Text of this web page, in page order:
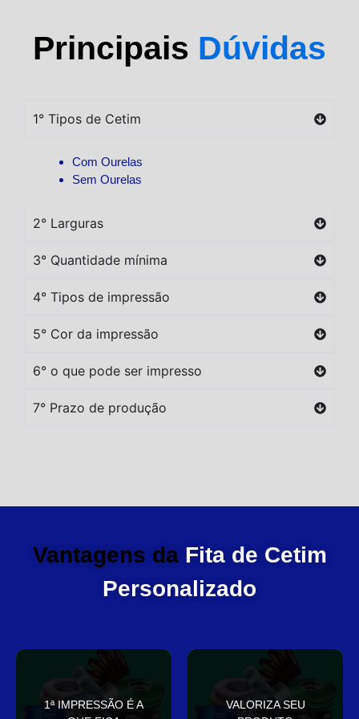
Principais Dúvidas
1° Tipos de Cetim
Com Ourelas
Sem Ourelas
2° Larguras
3° Quantidade mínima
4° Tipos de impressão
5° Cor da impressão
6° o que pode ser impresso
7° Prazo de produção
Vantagens da Fita de Cetim
Personalizado
1ª IMPRESSÃO É A
Sua embalagem fala por
você
VALORIZA SEU
que deixa sua embalagem
elegante